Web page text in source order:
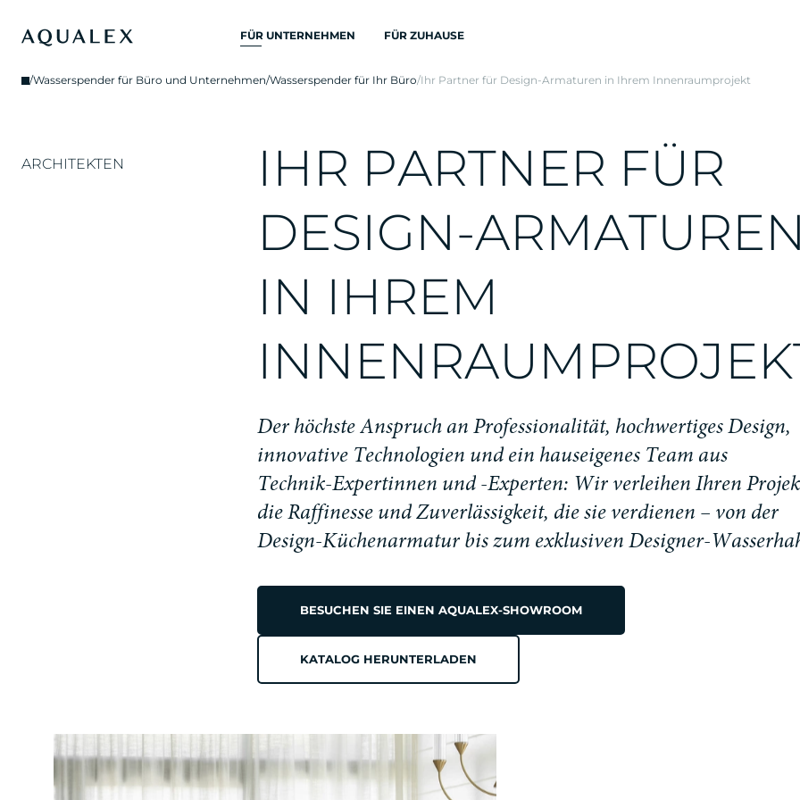
FÜR UNTERNEHMEN
ALLE
TRINKWASSERSYSTEME
KÜCHENARMATUREN
WASSERSPENDER
WASSERFILTER
FÜR ZUHAUSE
/Wasserspender für Büro und Unternehmen/Wasserspender für Ihr Büro/Ihr Partner für Design-Armaturen in Ihrem Innenraumprojekt
ARCHITEKTEN IHR PARTNER FÜR
DESIGN-ARMATUREN
IN IHREM
INNENRAUMPROJEK
Der höchste Anspruch an Professionalität, hochwertiges Design,
innovative Technologien und ein hauseigenes Team aus
Technik-Expertinnen und -Experten: Wir verleihen Ihren Projek
die Raffinesse und Zuverlässigkeit, die sie verdienen – von der
Design-Küchenarmatur bis zum exklusiven Designer- Wasserha
BESUCHEN SIE EINEN AQUALEX-SHOWROOM
KATALOG HERUNTERLADEN